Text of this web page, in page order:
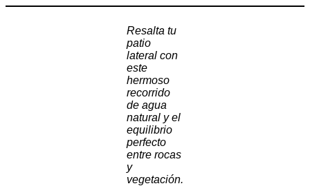
Resalta tu
patio
lateral con
este
hermoso
recorrido
de agua
natural y el
equilibrio
perfecto
entre rocas
y
vegetación.